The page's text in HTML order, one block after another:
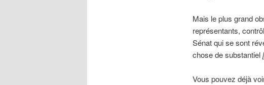
Mais le plus grand
représentants,
Sénat qui se sont
chose de substantiel
Vous pouvez déjà